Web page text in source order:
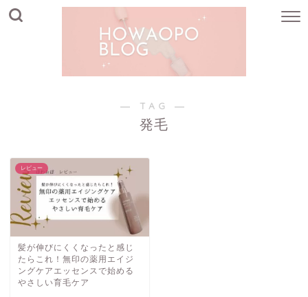
― TAG ―
発毛
レビュー
髪が伸びにくくなったと感じ
たらこれ！無印の薬用エイジ
ングケアエッセンスで始める
やさしい育毛ケア